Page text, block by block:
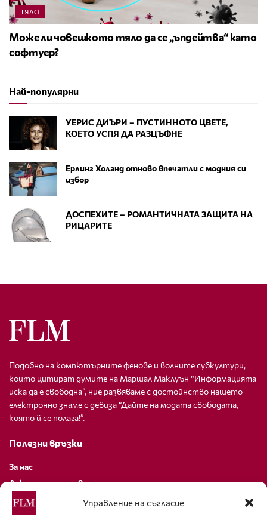
Управление на съгласие
ТЯЛО
Може ли човешкото тяло да се „ъпдейтва“ като
софтуер?
Най-популярни
УЕРИС ДИЪРИ – ПУСТИННОТО ЦВЕТЕ,
КОЕТО УСПЯ ДА РАЗЦЪФНЕ
Ерлинг Холанд отново впечатли с модния си
избор
ДОСПЕХИТЕ – РОМАНТИЧНАТА ЗАЩИТА НА
РИЦАРИТЕ
Подобно на компютърните фенове и волните субкултури,
които цитират думите на Маршал Маклуън “Информацията
иска да е свободна”, ние развяваме с достойнство нашето
електронно знаме с девиза “Дайте на модата свободата,
която й се полага!”.
Полезни връзки
За нас
Декларация за поверителност
Политика за бисквитки